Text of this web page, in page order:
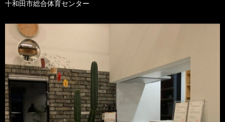
十和田市総合体育センター